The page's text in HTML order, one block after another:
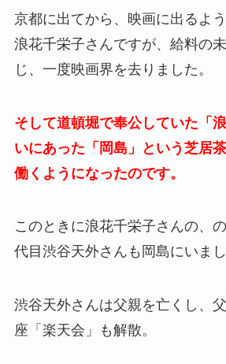
京都に出てから、映画に出るよ
浪花千栄子さんですが、給料の
じ、一度映画界を去りました。
そして道頓堀で奉公していた「
いにあった「岡島」という芝居
働くようになったのです。
このときに浪花千栄子さんの、
代目渋谷天外さんも岡島にいまし
渋谷天外さんは父親を亡くし、
座「楽天会」も解散。